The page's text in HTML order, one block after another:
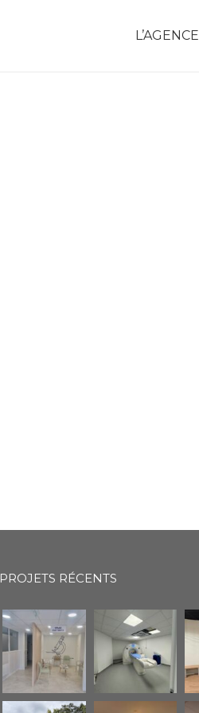
L’AGENCE
PROJETS RÉCENTS